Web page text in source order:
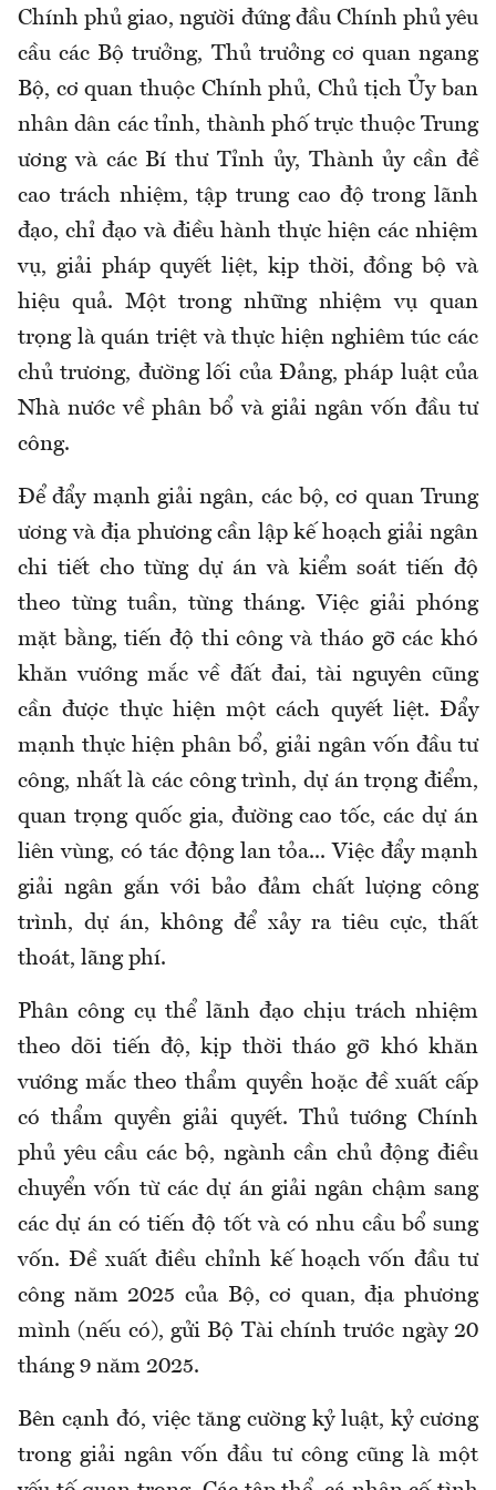
Chính phủ giao, người đứng đầu Chính phủ yêu
cầu các Bộ trưởng, Thủ trưởng cơ quan ngang
Bộ, cơ quan thuộc Chính phủ, Chủ tịch Ủy ban
nhân dân các tỉnh, thành phố trực thuộc Trung
ương và các Bí thư Tỉnh ủy, Thành ủy cần đề
cao trách nhiệm, tập trung cao độ trong lãnh
đạo, chỉ đạo và điều hành thực hiện các nhiệm
vụ, giải pháp quyết liệt, kịp thời, đồng bộ và
hiệu quả. Một trong những nhiệm vụ quan
trọng là quán triệt và thực hiện nghiêm túc các
chủ trương, đường lối của Đảng, pháp luật của
Nhà nước về phân bổ và giải ngân vốn đầu tư
công.
Để đẩy mạnh giải ngân, các bộ, cơ quan Trung
ương và địa phương cần lập kế hoạch giải ngân
chi tiết cho từng dự án và kiểm soát tiến độ
theo từng tuần, từng tháng. Việc giải phóng
mặt bằng, tiến độ thi công và tháo gỡ các khó
khăn vướng mắc về đất đai, tài nguyên cũng
cần được thực hiện một cách quyết liệt. Đẩy
mạnh thực hiện phân bổ, giải ngân vốn đầu tư
công, nhất là các công trình, dự án trọng điểm,
quan trọng quốc gia, đường cao tốc, các dự án
liên vùng, có tác động lan tỏa... Việc đẩy mạnh
giải ngân gắn với bảo đảm chất lượng công
trình, dự án, không để xảy ra tiêu cực, thất
thoát, lãng phí.
Phân công cụ thể lãnh đạo chịu trách nhiệm
theo dõi tiến độ, kịp thời tháo gỡ khó khăn
vướng mắc theo thẩm quyền hoặc đề xuất cấp
có thẩm quyền giải quyết. Thủ tướng Chính
phủ yêu cầu các bộ, ngành cần chủ động điều
chuyển vốn từ các dự án giải ngân chậm sang
các dự án có tiến độ tốt và có nhu cầu bổ sung
vốn. Đề xuất điều chỉnh kế hoạch vốn đầu tư
công năm 2025 của Bộ, cơ quan, địa phương
mình (nếu có), gửi Bộ Tài chính trước ngày 20
tháng 9 năm 2025.
Bên cạnh đó, việc tăng cường kỷ luật, kỷ cương
trong giải ngân vốn đầu tư công cũng là một